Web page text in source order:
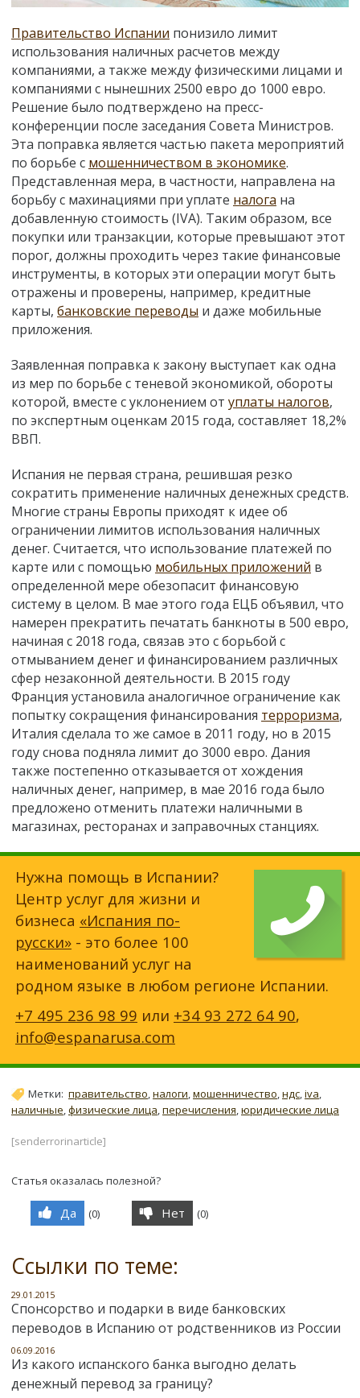
Правительство Испании понизило лимит
использования наличных расчетов между
компаниями, а также между физическими лицами и
компаниями с нынешних 2500 евро до 1000 евро.
Решение было подтверждено на пресс-
конференции после заседания Совета Министров.
Эта поправка является частью пакета мероприятий
по борьбе с мошенничеством в экономике.
Представленная мера, в частности, направлена на
борьбу с махинациями при уплате налога на
добавленную стоимость (IVA). Таким образом, все
покупки или транзакции, которые превышают этот
порог, должны проходить через такие финансовые
инструменты, в которых эти операции могут быть
отражены и проверены, например, кредитные
карты, банковские переводы и даже мобильные
приложения.
Заявленная поправка к закону выступает как одна
из мер по борьбе с теневой экономикой, обороты
которой, вместе с уклонением от уплаты налогов,
по экспертным оценкам 2015 года, составляет 18,2%
ВВП.
Испания не первая страна, решившая резко
сократить применение наличных денежных средств.
Многие страны Европы приходят к идее об
ограничении лимитов использования наличных
денег. Считается, что использование платежей по
карте или с помощью мобильных приложений в
определенной мере обезопасит финансовую
систему в целом. В мае этого года ЕЦБ объявил, что
намерен прекратить печатать банкноты в 500 евро,
начиная с 2018 года, связав это с борьбой с
отмыванием денег и финансированием различных
сфер незаконной деятельности. В 2015 году
Франция установила аналогичное ограничение как
попытку сокращения финансирования терроризма,
Италия сделала то же самое в 2011 году, но в 2015
году снова подняла лимит до 3000 евро. Дания
также постепенно отказывается от хождения
наличных денег, например, в мае 2016 года было
предложено отменить платежи наличными в
магазинах, ресторанах и заправочных станциях.
Нужна помощь в Испании?
Центр услуг для жизни и
бизнеса «Испания по-
русски» - это более 100
наименований услуг на
родном языке в любом регионе Испании.
+7 495 236 98 99 или +34 93 272 64 90,
info@espanarusa.com
Метки: правительство,налоги,мошенничество,ндс,iva,
наличные,физические лица,перечисления,юридические лица
[senderrorinarticle]
Статья оказалась полезной?
Да (0) Нет (0)
Ссылки по теме:
29.01.2015
Спонсорство и подарки в виде банковских
переводов в Испанию от родственников из России
06.09.2016
Из какого испанского банка выгодно делать
денежный перевод за границу?